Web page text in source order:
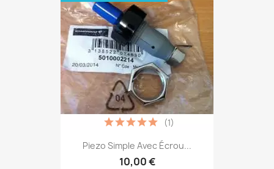
Piezo Simple Avec Écrou...
10,00 €
(1)